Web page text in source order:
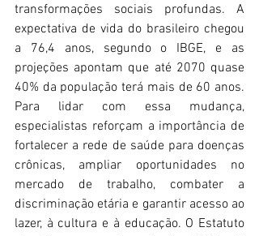
transformações sociais profundas. A
expectativa de vida do brasileiro chegou
a 76,4 anos, segundo o IBGE, e as
projeções apontam que até 2070 quase
40% da população terá mais de 60 anos.
Para lidar com essa mudança,
especialistas reforçam a importância de
fortalecer a rede de saúde para doenças
crônicas, ampliar oportunidades no
mercado de trabalho, combater a
discriminação etária e garantir acesso ao
lazer, à cultura e à educação. O Estatuto